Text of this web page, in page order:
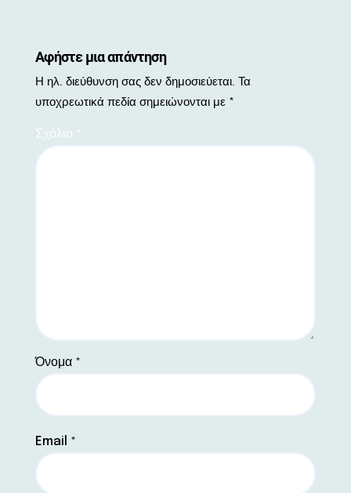
Αφήστε μια απάντηση
Η ηλ. διεύθυνση σας δεν δημοσιεύεται. Τα
υποχρεωτικά πεδία σημειώνονται με *
Σχόλιο *
Όνομα *
Email *